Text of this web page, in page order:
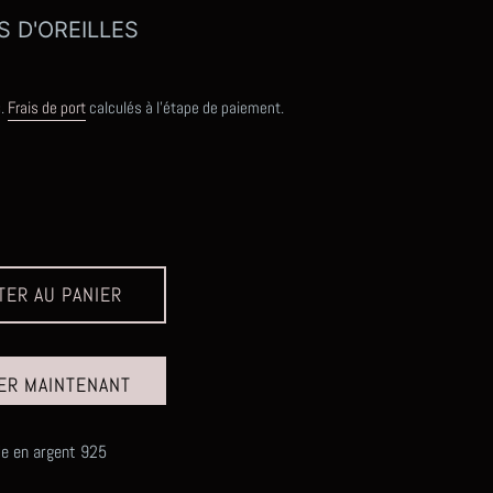
D'OREILLES
Frais de port calculés à l'étape de paiement.
AU PANIER
MAINTENANT
en argent 925